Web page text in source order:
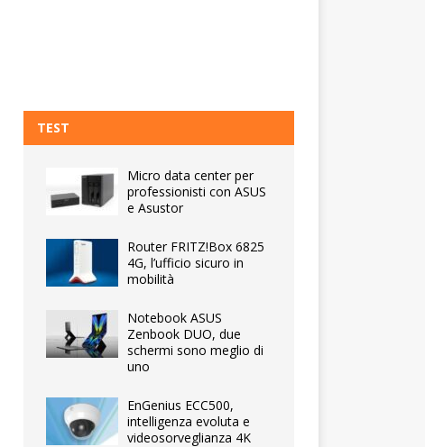
TEST
Micro data center per
professionisti con ASUS
e Asustor
Router FRITZ!Box 6825
4G, l’ufficio sicuro in
mobilità
Notebook ASUS
Zenbook DUO, due
schermi sono meglio di
uno
EnGenius ECC500,
intelligenza evoluta e
videosorveglianza 4K